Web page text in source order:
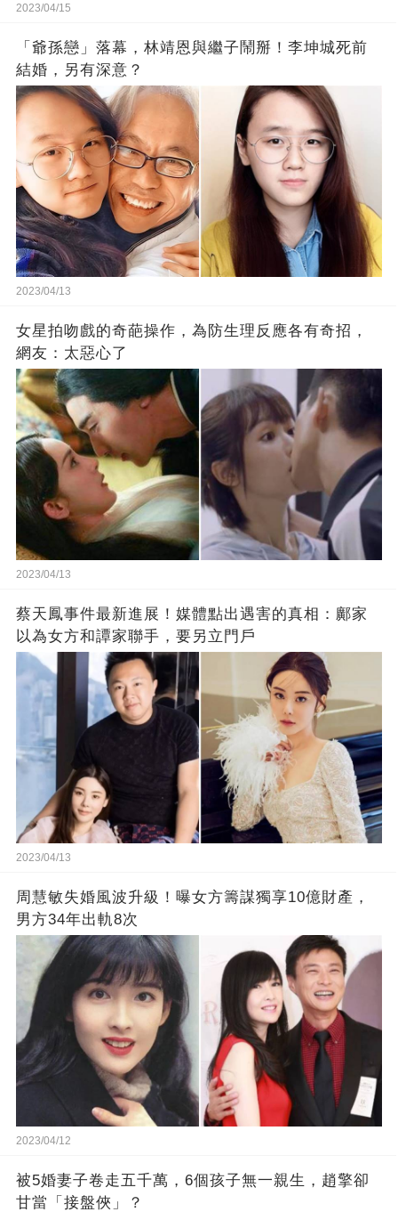
2023/04/15
「爺孫戀」落幕，林靖恩與繼子鬧掰！李坤城死前
結婚，另有深意？
2023/04/13
女星拍吻戲的奇葩操作，為防生理反應各有奇招，
網友：太惡心了
2023/04/13
蔡天鳳事件最新進展！媒體點出遇害的真相：鄺家
以為女方和譚家聯手，要另立門戶
2023/04/13
周慧敏失婚風波升級！曝女方籌謀獨享10億財產，
男方34年出軌8次
2023/04/12
被5婚妻子卷走五千萬，6個孩子無一親生，趙擎卻
甘當「接盤俠」？